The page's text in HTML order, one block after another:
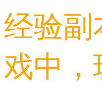
经验副
戏中，